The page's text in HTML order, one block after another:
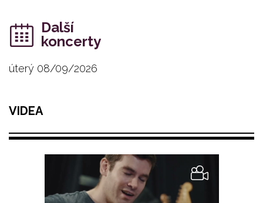
Další
koncerty
úterý 08/09/2026
VIDEA